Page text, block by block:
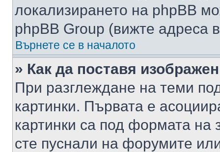
локализирането на phpBB
phpBB Group (вижте адреса
Върнете се в началото
» Как да поставя
При разглеждане на теми
картинки. Първата е
картинки са под формата на
сте пуснали на форумите